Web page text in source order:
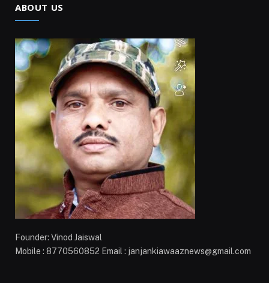
ABOUT US
Founder: Vinod Jaiswal
Mobile : 8770560852 Email : janjankiawaaznews@gmail.com